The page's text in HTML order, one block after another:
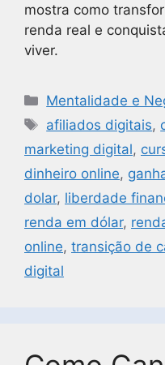
mostra como
renda real e
viver.
Mentalidade e
afiliados digitais,
marketing digital,
dinheiro online,
dolar, liberdade
renda em dólar,
online, transição de
digital